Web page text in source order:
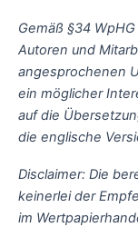
Gemäß §34
Autoren und
angesprochenen
ein möglicher
auf die
die englische
Disclaimer: Die
keinerlei der
im